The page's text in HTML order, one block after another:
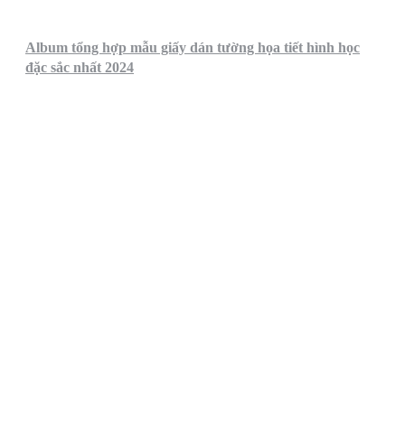
Album tổng hợp mẫu giấy dán tường họa tiết hình học
đặc sắc nhất 2024